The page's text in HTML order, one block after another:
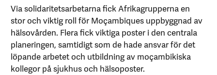
Via solidaritetsarbetarna fick Afrikagrupperna en
stor och viktig roll för Moçambiques uppbyggnad av
hälsovården. Flera fick viktiga poster i den centrala
planeringen, samtidigt som de hade ansvar för det
löpande arbetet och utbildning av moçambikiska
kollegor på sjukhus och hälsoposter.